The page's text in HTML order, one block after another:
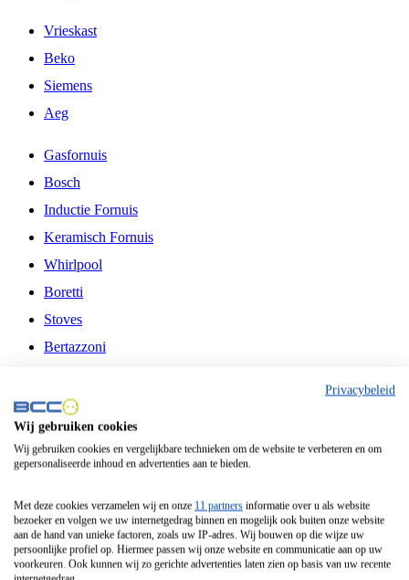
Vrieskast
Beko
Siemens
Aeg
Gasfornuis
Bosch
Inductie Fornuis
Keramisch Fornuis
Whirlpool
Boretti
Stoves
Bertazzoni
Fitelli
Airfryer
Frituurpan
Contactgrill
Broodbakmachine
Broodrooster
Privacybeleid
Wij gebruiken cookies
Wij gebruiken cookies en vergelijkbare technieken om de website te verbeteren en om
gepersonaliseerde inhoud en advertenties aan te bieden.
Met deze cookies verzamelen wij en onze 11 partners informatie over u als website
bezoeker en volgen we uw internetgedrag binnen en mogelijk ook buiten onze website
aan de hand van unieke factoren, zoals uw IP-adres. Wij bouwen op die wijze uw
persoonlijke profiel op. Hiermee passen wij onze website en communicatie aan op uw
voorkeuren. Ook kunnen wij zo gerichte advertenties laten zien op basis van uw recente